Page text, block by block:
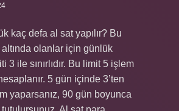
kaç defa al sat yapılır? Bu
olanlar için günlük
3 ile sınırlıdır. Bu limit 5 işlem
5 gün içinde 3’ten
yaparsanız, 90 gün boyunca